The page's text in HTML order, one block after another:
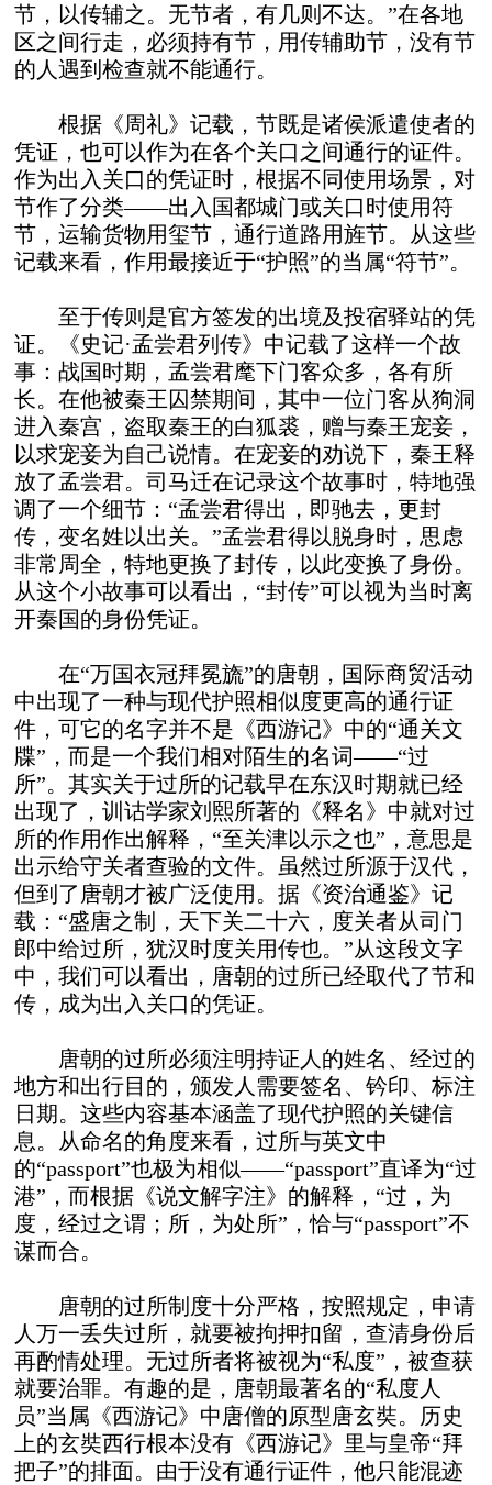
节，以传辅之。无节者，有几则不达。”在各地
区之间行走，必须持有节，用传辅助节，没有节
的人遇到检查就不能通行。
根据《周礼》记载，节既是诸侯派遣使者的
凭证，也可以作为在各个关口之间通行的证件。
作为出入关口的凭证时，根据不同使用场景，对
节作了分类——出入国都城门或关口时使用符
节，运输货物用玺节，通行道路用旌节。从这些
记载来看，作用最接近于“护照”的当属“符节”。
至于传则是官方签发的出境及投宿驿站的凭
证。《史记·孟尝君列传》中记载了这样一个故
事：战国时期，孟尝君麾下门客众多，各有所
长。在他被秦王囚禁期间，其中一位门客从狗洞
进入秦宫，盗取秦王的白狐裘，赠与秦王宠妾，
以求宠妾为自己说情。在宠妾的劝说下，秦王释
放了孟尝君。司马迁在记录这个故事时，特地强
调了一个细节：“孟尝君得出，即驰去，更封
传，变名姓以出关。”孟尝君得以脱身时，思虑
非常周全，特地更换了封传，以此变换了身份。
从这个小故事可以看出，“封传”可以视为当时离
开秦国的身份凭证。
在“万国衣冠拜冕旒”的唐朝，国际商贸活动
中出现了一种与现代护照相似度更高的通行证
件，可它的名字并不是《西游记》中的“通关文
牒”，而是一个我们相对陌生的名词——“过
所”。其实关于过所的记载早在东汉时期就已经
出现了，训诂学家刘熙所著的《释名》中就对过
所的作用作出解释，“至关津以示之也”，意思是
出示给守关者查验的文件。虽然过所源于汉代，
但到了唐朝才被广泛使用。据《资治通鉴》记
载：“盛唐之制，天下关二十六，度关者从司门
郎中给过所，犹汉时度关用传也。”从这段文字
中，我们可以看出，唐朝的过所已经取代了节和
传，成为出入关口的凭证。
唐朝的过所必须注明持证人的姓名、经过的
地方和出行目的，颁发人需要签名、钤印、标注
日期。这些内容基本涵盖了现代护照的关键信
息。从命名的角度来看，过所与英文中
的“passport”也极为相似——“passport”直译为“过
港”，而根据《说文解字注》的解释，“过，为
度，经过之谓；所，为处所”，恰与“passport”不
谋而合。
唐朝的过所制度十分严格，按照规定，申请
人万一丢失过所，就要被拘押扣留，查清身份后
再酌情处理。无过所者将被视为“私度”，被查获
就要治罪。有趣的是，唐朝最著名的“私度人
员”当属《西游记》中唐僧的原型唐玄奘。历史
上的玄奘西行根本没有《西游记》里与皇帝“拜
把子”的排面。由于没有通行证件，他只能混迹